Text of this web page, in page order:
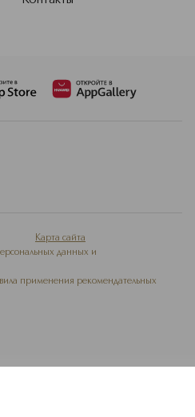
Карта сайта
данных и
применения рекомендательных